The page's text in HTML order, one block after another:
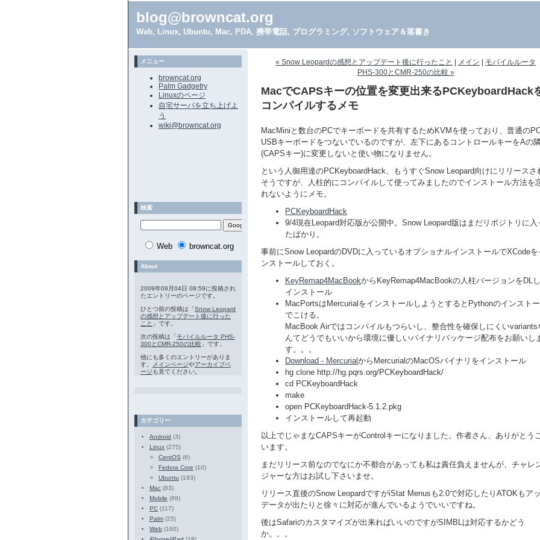
blog@browncat.org
Web, Linux, Ubuntu, Mac, PDA, 携帯電話, プログラミング, ソフトウェア＆落書き
« Snow Leopardの感想とアップデート後に行ったこと メイン
モバイルルータ
PHS-300とCMR-250の比較 »
MacでCAPSキーの位置を変更出来るPCKeyboardHack
コンパイルするメモ
MacMiniと数台のPCでキーボードを共有するためKVMを使っており、普通の
USBキーボードをつないでいるのですが、左下にあるコントロールキーをAの
(CAPSキー)に変更しないと使い物になりません。
という人御用達のPCKeyboardHack、もうすぐSnow Leopard向けにリリースさ
そうですが、人柱的にコンパイルして使ってみましたのでインストール方法を
れないようにメモ。
PCKeyboardHack
9/4現在Leopard対応版が公開中。Snow Leopard版はまだリポジトリに入
たばかり。
事前にSnow LeopardのDVDに入っているオプショナルインストールでXCodeを
ンストールしておく。
KeyRemap4MacBookからKeyRemap4MacBookの人柱バージョンをDL
インストール
MacPortsはMercurialをインストールしようとするとPythonのインスト
でこける。
MacBook Airではコンパイルもつらいし、整合性を確保しにくいvariants
んてどうでもいいから環境に優しいバイナリパッケージ配布をお願いし
す。。。
Download - MercurialからMercurialのMacOSバイナリをインストール
hg clone http://hg.pqrs.org/PCKeyboardHack/
cd PCKeyboardHack
make
open PCKeyboardHack-5.1.2.pkg
インストールして再起動
以上でじゃまなCAPSキーがControlキーになりました。作者さん、ありがとう
います。
まだリリース前なのでなにか不都合があっても私は責任負えませんが、チャレ
ジャーな方はお試し下さいませ。
リリース直後のSnow LeopardですがiStat Menusも2.0で対応したりATOKもア
データが出たりと徐々に対応が進んでいるようでいいですね。
後はSafariのカスタマイズが出来ればいいのですがSIMBLは対応するかどう
か。。。
メニュー
browncat.org
Palm Gadgetry
Linuxのページ
自宅サーバを立ち上げよ
う
wiki@browncat.org
検索
Web browncat.org
About
2009年09月04日 08:59に投稿され
たエントリーのページです。
ひとつ前の投稿は「Snow Leopard
の感想とアップデート後に行った
こと 」です。
次の投稿は「モバイルルータ PHS-
300とCMR-250の比較 」です。
他にも多くのエントリーがありま
す。
メインページやアーカイブペ
ージ も見てください。
カテゴリー
Android (3)
Linux (275)
CentOS (6)
Fedora Core (10)
Ubuntu (193)
Mac (83)
Mobile (89)
PC (117)
Palm (25)
Web (160)